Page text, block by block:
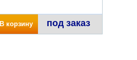
В корзину под заказ